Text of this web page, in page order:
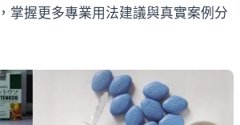
掌握更多專業用法建議與真實案例分